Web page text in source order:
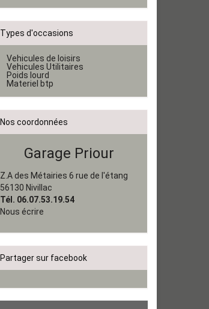
Types d'occasions
Vehicules de loisirs
Vehicules Utilitaires
Poids lourd
Materiel btp
Nos coordonnées
Garage Priour
Z.A des Métairies 6 rue de l'étang
56130 Nivillac
Tél. 06.07.53.19.54
Nous écrire
Partager sur facebook